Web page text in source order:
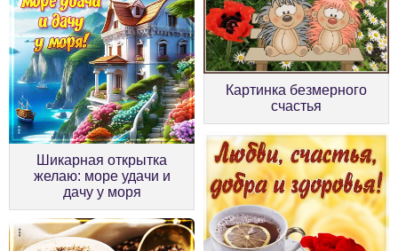
Картинка безмерного
счастья
Шикарная открытка
желаю: море удачи и
дачу у моря